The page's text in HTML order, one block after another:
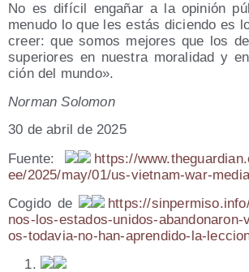
No es difí­cil enga­ñar a la opi­nión
menu­do lo que les estás dicien­do es
creer: que somos mejo­res que los
supe­rio­res en nues­tra mora­li­dad y
ción del mundo».
Nor­man Solomon
30 de abril de 2025
Fuen­te:
https://​
e​e​/​2​0​2​5​/​m​a​y​/​0​1​/​u​s​-​v​i​e​t​n​a​m​-​w​a​r​-​m​e​dia
Cogi­do de
https://​
n​o​s​-​l​o​s​-​e​s​t​a​d​o​s​-​u​n​i​d​o​s​-​a​b​a​n​d​o​n​a​r​o​n​-​
o​s​-​t​o​d​a​v​i​a​-​n​o​-​h​a​n​-​a​p​r​e​n​d​i​d​o​-​l​a​-​